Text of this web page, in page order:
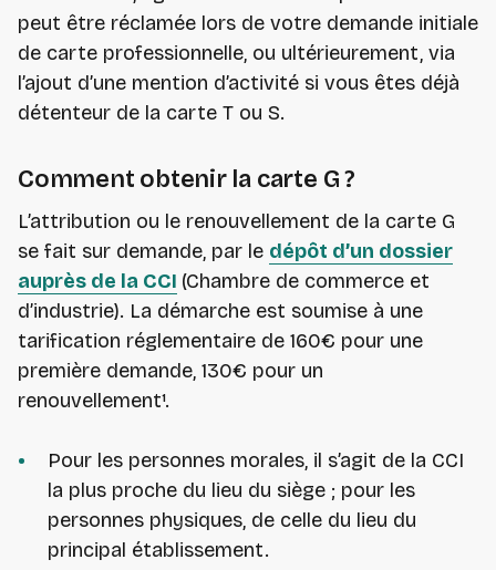
peut être réclamée lors de votre demande initiale
de carte professionnelle, ou ultérieurement, via
l’ajout d’une mention d’activité si vous êtes déjà
détenteur de la carte T ou S.
Comment obtenir la carte G ?
L’attribution ou le renouvellement de la carte G
se fait sur demande, par le dépôt d’un dossier
auprès de la CCI (Chambre de commerce et
d’industrie). La démarche est soumise à une
tarification réglementaire de 160€ pour une
première demande, 130€ pour un
renouvellement¹.
Pour les personnes morales, il s’agit de la CCI
la plus proche du lieu du siège ; pour les
personnes physiques, de celle du lieu du
principal établissement.